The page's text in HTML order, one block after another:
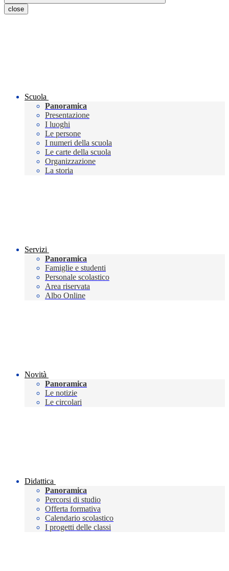
close
Scuola
Panoramica
Presentazione
I luoghi
Le persone
I numeri della scuola
Le carte della scuola
Organizzazione
La storia
Servizi
Panoramica
Famiglie e studenti
Personale scolastico
Area riservata
Albo Online
Novità
Panoramica
Le notizie
Le circolari
Didattica
Panoramica
Percorsi di studio
Offerta formativa
Calendario scolastico
I progetti delle classi